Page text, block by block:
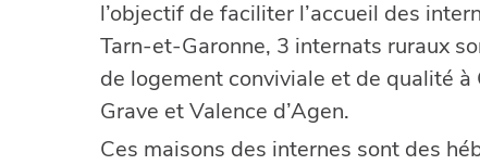
l’objectif de faciliter l’accueil des
Tarn-et-Garonne, 3 internats ruraux
de logement conviviale et de qualité
Grave et Valence d’Agen.
Ces maisons des internes sont des